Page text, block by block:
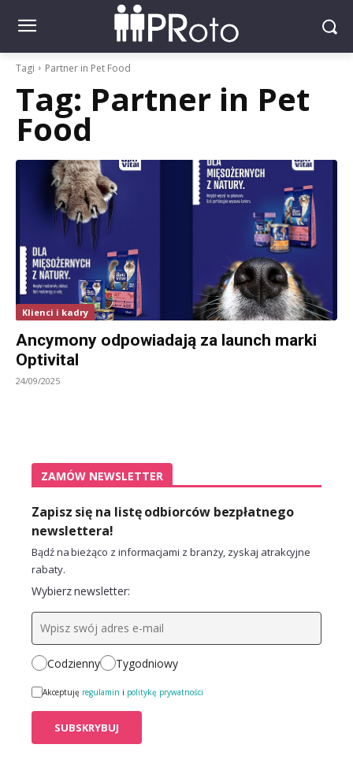
Tagi Partner in Pet Food
Tag: Partner in Pet
Food
Klienci i kadry
Ancymony odpowiadają za launch marki
Optivital
24/09/2025
ZAMÓW NEWSLETTER
Zapisz się na listę odbiorców bezpłatnego
newslettera!
Bądź na bieżąco z informacjami z branży, zyskaj atrakcyjne
rabaty.
Wybierz newsletter:
Codzienny Tygodniowy
Akceptuję regulamin i politykę prywatności